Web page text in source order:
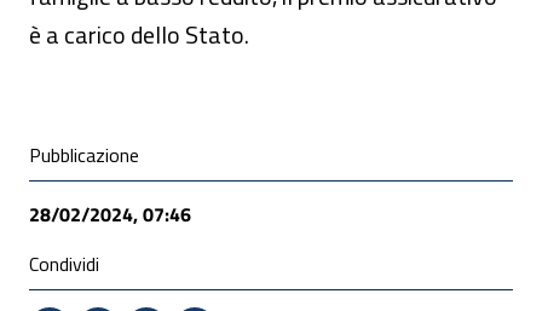
è a carico dello Stato.
Condivisione social
Pubblicazione
28/02/2024, 07:46
Condividi